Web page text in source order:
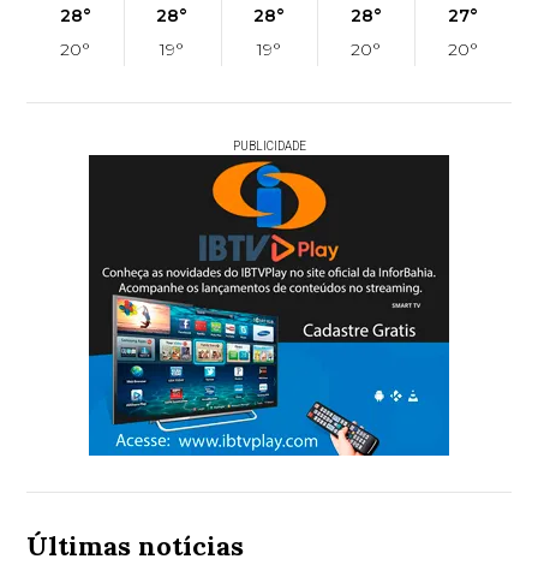
28°
20°
28°
19°
28°
19°
28°
20°
27°
20°
PUBLICIDADE
Últimas notícias